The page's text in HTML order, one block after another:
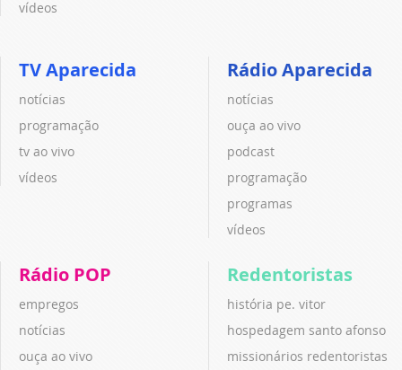
vídeos
TV Aparecida
notícias
programação
tv ao vivo
vídeos
Rádio Aparecida
notícias
ouça ao vivo
podcast
programação
programas
vídeos
Rádio POP
empregos
notícias
ouça ao vivo
Redentoristas
história pe. vitor
hospedagem santo afonso
missionários redentoristas